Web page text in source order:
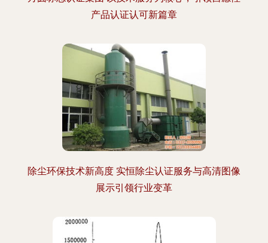
产品认证认可新篇章
除尘环保技术新高度 实恒除尘认证服务与高清图像
展示引领行业变革